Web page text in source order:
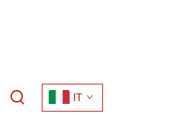
IT